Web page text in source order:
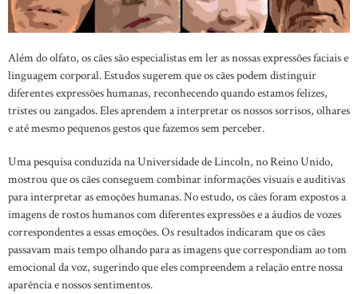
Além do olfato, os cães são especialistas em ler as nossas expressões faciais e
linguagem corporal. Estudos sugerem que os cães podem distinguir
diferentes expressões humanas, reconhecendo quando estamos felizes,
tristes ou zangados. Eles aprendem a interpretar os nossos sorrisos, olhares
e até mesmo pequenos gestos que fazemos sem perceber.
Uma pesquisa conduzida na Universidade de Lincoln, no Reino Unido,
mostrou que os cães conseguem combinar informações visuais e auditivas
para interpretar as emoções humanas. No estudo, os cães foram expostos a
imagens de rostos humanos com diferentes expressões e a áudios de vozes
correspondentes a essas emoções. Os resultados indicaram que os cães
passavam mais tempo olhando para as imagens que correspondiam ao tom
emocional da voz, sugerindo que eles compreendem a relação entre nossa
aparência e nossos sentimentos.